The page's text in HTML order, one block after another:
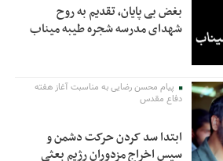
بغض بی پایان، تقدیم به روح
شهدای مدرسه شجره طیبه میناب
پیام محسن رضایی به مناسبت آغاز هفته
دفاع مقدس
ابتدا سد کردن حرکت دشمن و
سپس اخراج مزدوران رژیم بعثی